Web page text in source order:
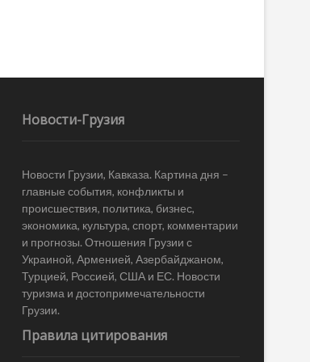
Новости-Грузия
Новости Грузии, Кавказа. Картина дня –
главные события, конфликты и
происшествия, политика, бизнес,
экономика, культура, спорт, комментарии
и прогнозы. Отношения Грузии с
Украиной, Арменией, Азербайджаном,
Турцией, Россией, США и ЕС. Новости
туризма и достопримечательности
Грузии.
Правила цитирования